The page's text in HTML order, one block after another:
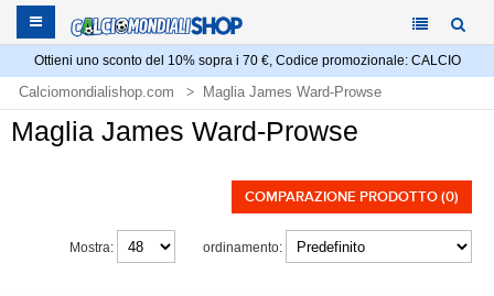
Ottieni uno sconto del 10% sopra i 70 €, Codice promozionale: CALCIO
Calciomondialishop.com Maglia James Ward-Prowse
Maglia James Ward-Prowse
COMPARAZIONE PRODOTTO (0)
ordinamento:
Mostra: